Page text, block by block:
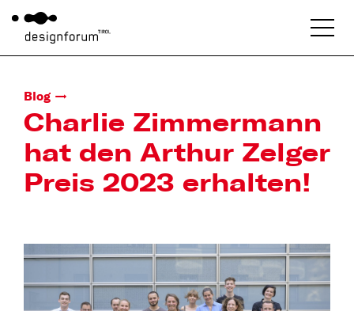
Blog
Charlie Zimmermann
hat den Arthur Zelger
Preis 2023 erhalten!